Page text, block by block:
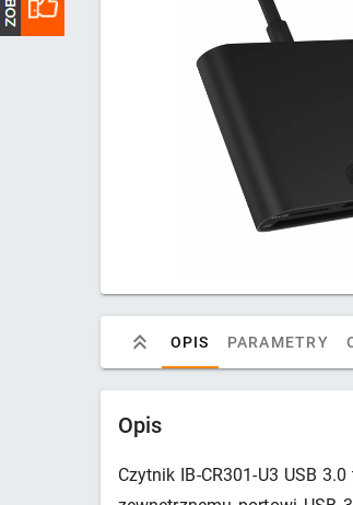
OPIS PARAMETRY
Opis
Czytnik IB-CR301-U3 USB